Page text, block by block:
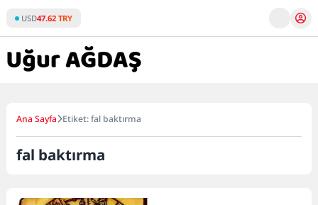
content
USD47.62 TRY
Ana Sayfa Etiket: fal baktırma
fal baktırma